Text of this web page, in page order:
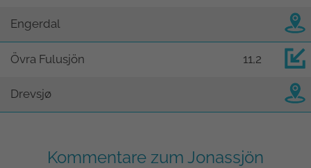
Engerdal
Övra Fulusjön 11,2
Drevsjø
Kommentare zum Jonassjön